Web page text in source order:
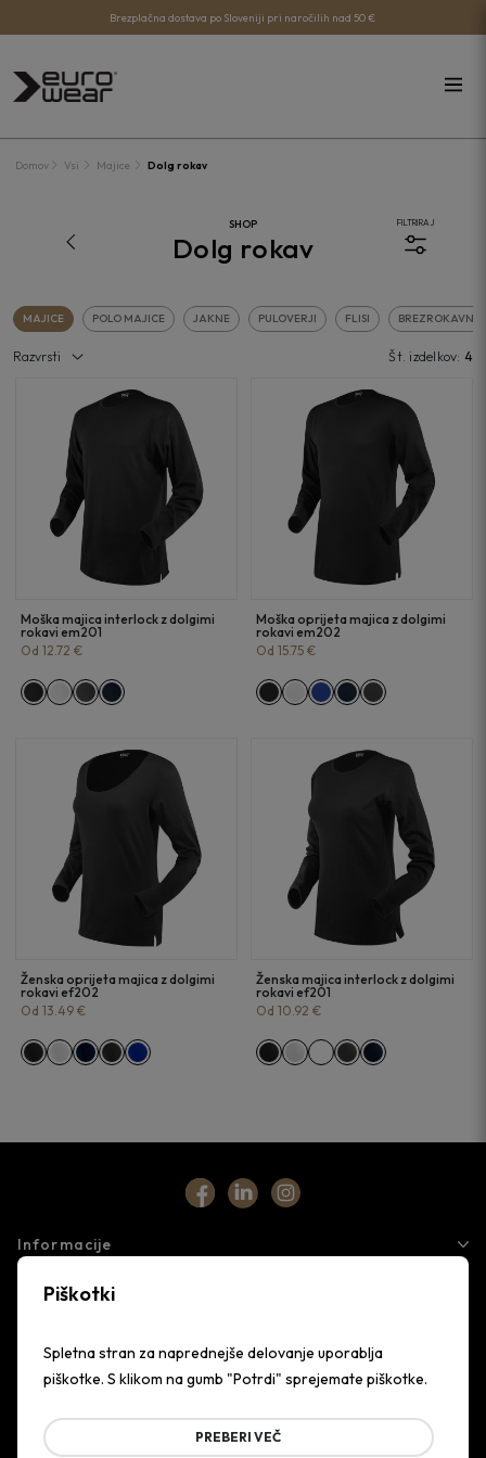
Brezplačna dostava po Sloveniji pri naročilih nad 50 €
Domov Vsi Majice Dolg rokav
SHOP
Dolg rokav
FILTRIRAJ
MAJICE POLO MAJICE JAKNE PULOVERJI FLISI
Razvrsti Št. izdelkov: 4
Moška majica interlock z dolgimi
rokavi em201
Od 12.72 €
Moška oprijeta majica z dolgimi
rokavi em202
Od 15.75 €
Ženska oprijeta majica z dolgimi
rokavi ef202
Od 13.49 €
Ženska majica interlock z dolgimi
rokavi ef201
Od 10.92 €
Informacije
Storitve
Podjetje
Cesta v Mestni log 90,
Piškotki
Spletna stran za naprednejše delovanje uporablja
piškotke. S klikom na gumb "Potrdi" sprejemate piškotke.
PREBERI VEČ